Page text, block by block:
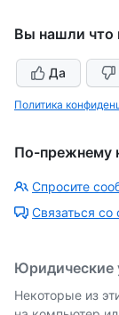
Вы нашли что
Да
Политика
По-прежнему
Спросите
Связаться
Юридические
Некоторые из